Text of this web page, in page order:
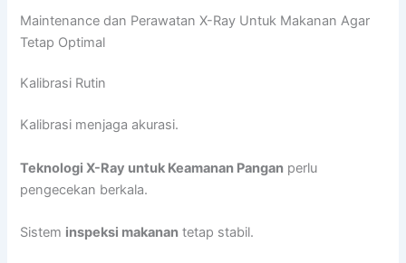
Maintenance dan Perawatan X-Ray Untuk Makanan Agar
Tetap Optimal
Kalibrasi Rutin
Kalibrasi menjaga akurasi.
Teknologi X-Ray untuk Keamanan Pangan perlu
pengecekan berkala.
Sistem inspeksi makanan tetap stabil.